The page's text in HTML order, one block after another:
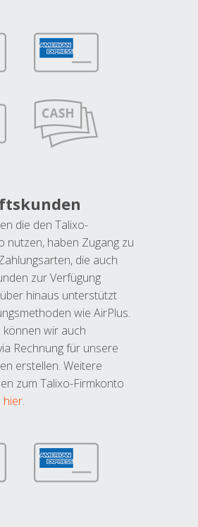
die den Talixo-
nutzen, haben Zugang zu
die auch
zur Verfügung
hinaus unterstützt
wie AirPlus.
wir auch
Rechnung für unsere
erstellen. Weitere
zum Talixo-Firmkonto
hier.